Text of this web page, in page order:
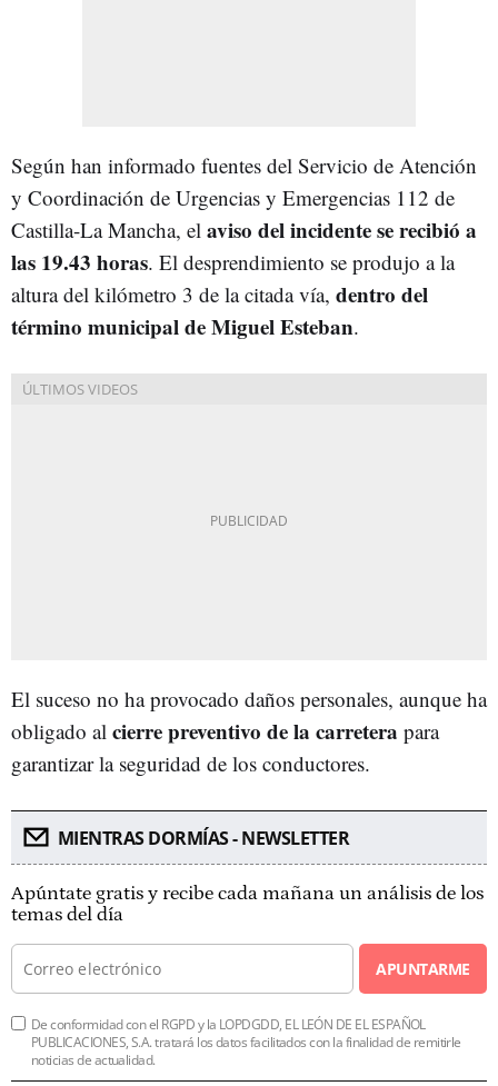
Según han informado fuentes del Servicio de Atención
y Coordinación de Urgencias y Emergencias 112 de
Castilla-La Mancha, el aviso del incidente se recibió a
las 19.43 horas. El desprendimiento se produjo a la
altura del kilómetro 3 de la citada vía, dentro del
término municipal de Miguel Esteban.
El suceso no ha provocado daños personales, aunque ha
obligado al cierre preventivo de la carretera para
garantizar la seguridad de los conductores.
MIENTRAS DORMÍAS - NEWSLETTER
Apúntate gratis y recibe cada mañana un análisis de los
temas del día
APUNTARME
De conformidad con el RGPD y la LOPDGDD, EL LEÓN DE EL ESPAÑOL
PUBLICACIONES, S.A. tratará los datos facilitados con la finalidad de remitirle
noticias de actualidad.